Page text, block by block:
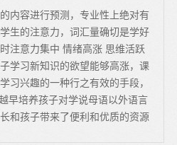
内容进行预测，专业性上绝对有
生的注意力，词汇量确切是学好
注意力集中 情绪高涨 思维活跃
学习新知识的欲望能够高涨，课
习兴趣的一种行之有效的手段，
早培养孩子对学说母语以外语言
和孩子带来了便利和优质的资源